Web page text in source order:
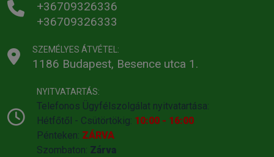
+36709326336
+36709326333
SZEMÉLYES ÁTVÉTEL:
1186 Budapest, Besence utca 1.
NYITVATARTÁS:
Telefonos Ügyfélszolgálat nyitvatartása:
Hétfőtől - Csütörtökig: 10:00 - 16:00
Pénteken: ZÁRVA
Szombaton: Zárva